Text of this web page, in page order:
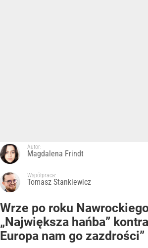
Autor:
Magdalena Frindt
Współpraca:
Tomasz Stankiewicz
Wrze po roku
„Największa hańba” kontra
Europa nam go zazdrości”